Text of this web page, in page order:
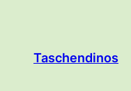
springen
Taschendinos